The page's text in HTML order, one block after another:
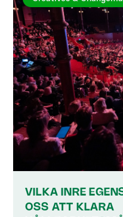
VILKA INRE
OSS ATT KLARA